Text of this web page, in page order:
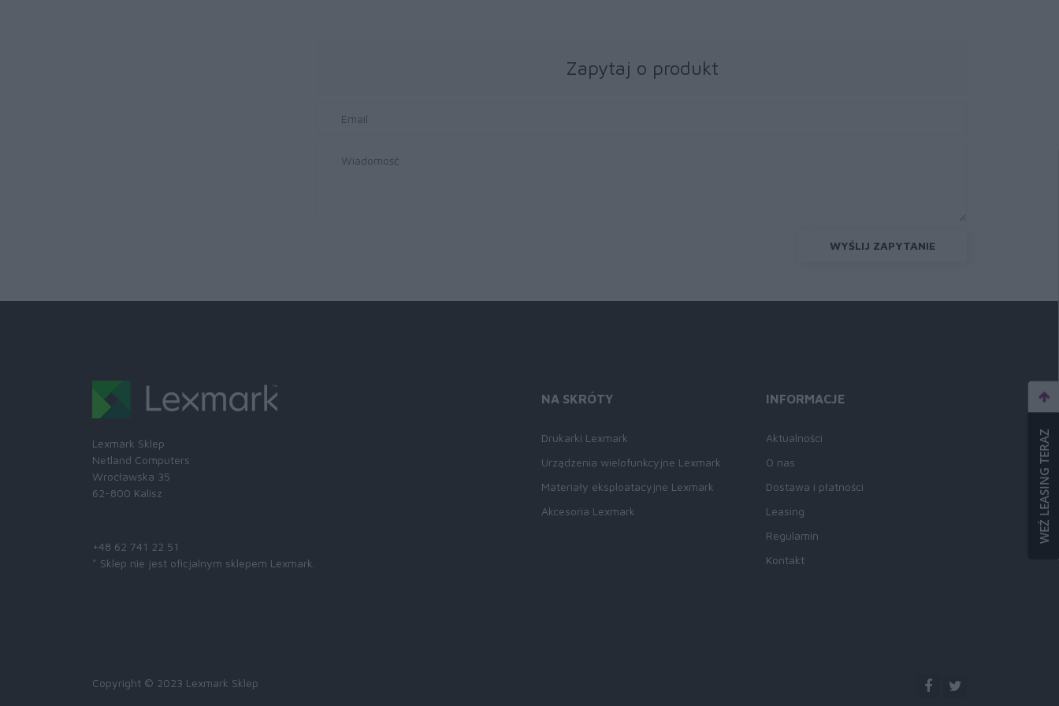
Zapytaj o produkt
WYŚLIJ ZAPYTANIE
Lexmark Sklep
Netland Computers
Wrocławska 35
62-800 Kalisz
+48 62 741 22 51
* Sklep nie jest oficjalnym sklepem Lexmark.
NA SKRÓTY
Drukarki Lexmark
Urządzenia wielofunkcyjne Lexmark
Materiały eksploatacyjne Lexmark
Akcesoria Lexmark
INFORMACJE
Aktualności
O nas
Dostawa i płatności
Leasing
Regulamin
Kontakt
Copyright © 2023 Lexmark Sklep
WEŹ LEASING TERAZ